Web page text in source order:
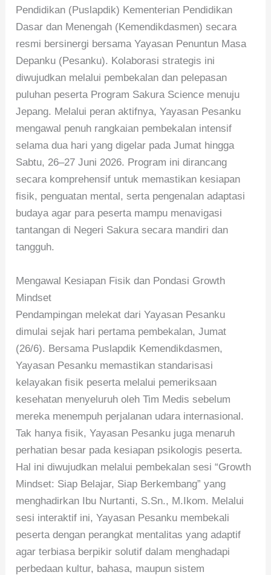
Pendidikan (Puslapdik) Kementerian Pendidikan
Dasar dan Menengah (Kemendikdasmen) secara
resmi bersinergi bersama Yayasan Penuntun Masa
Depanku (Pesanku). Kolaborasi strategis ini
diwujudkan melalui pembekalan dan pelepasan
puluhan peserta Program Sakura Science menuju
Jepang. Melalui peran aktifnya, Yayasan Pesanku
mengawal penuh rangkaian pembekalan intensif
selama dua hari yang digelar pada Jumat hingga
Sabtu, 26–27 Juni 2026. Program ini dirancang
secara komprehensif untuk memastikan kesiapan
fisik, penguatan mental, serta pengenalan adaptasi
budaya agar para peserta mampu menavigasi
tantangan di Negeri Sakura secara mandiri dan
tangguh.
Mengawal Kesiapan Fisik dan Pondasi Growth
Mindset
Pendampingan melekat dari Yayasan Pesanku
dimulai sejak hari pertama pembekalan, Jumat
(26/6). Bersama Puslapdik Kemendikdasmen,
Yayasan Pesanku memastikan standarisasi
kelayakan fisik peserta melalui pemeriksaan
kesehatan menyeluruh oleh Tim Medis sebelum
mereka menempuh perjalanan udara internasional.
Tak hanya fisik, Yayasan Pesanku juga menaruh
perhatian besar pada kesiapan psikologis peserta.
Hal ini diwujudkan melalui pembekalan sesi “Growth
Mindset: Siap Belajar, Siap Berkembang” yang
menghadirkan Ibu Nurtanti, S.Sn., M.Ikom. Melalui
sesi interaktif ini, Yayasan Pesanku membekali
peserta dengan perangkat mentalitas yang adaptif
agar terbiasa berpikir solutif dalam menghadapi
perbedaan kultur, bahasa, maupun sistem